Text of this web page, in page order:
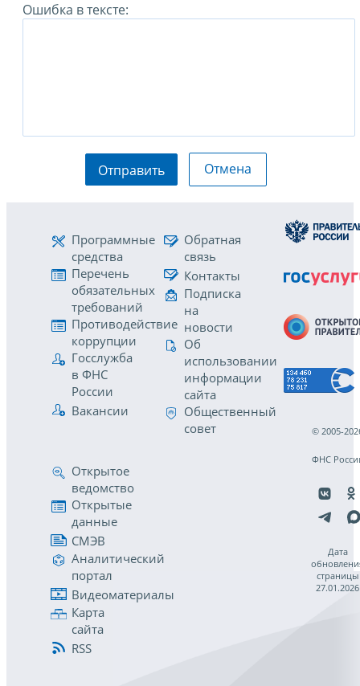
Ошибка в тексте:
Отправить Отмена
Программные
средства
Перечень
обязательных
требований
Противодействие
коррупции
Госслужба
в ФНС
России
Вакансии
Обратная
связь
Контакты
Подписка
на
новости
Об
использовании
информации
сайта
Общественный
совет
Открытое
ведомство
Открытые
данные
СМЭВ
Аналитический
портал
Видеоматериалы
Карта
сайта
RSS
© 2005-
ФНС
Дата
страницы
27.01.2026